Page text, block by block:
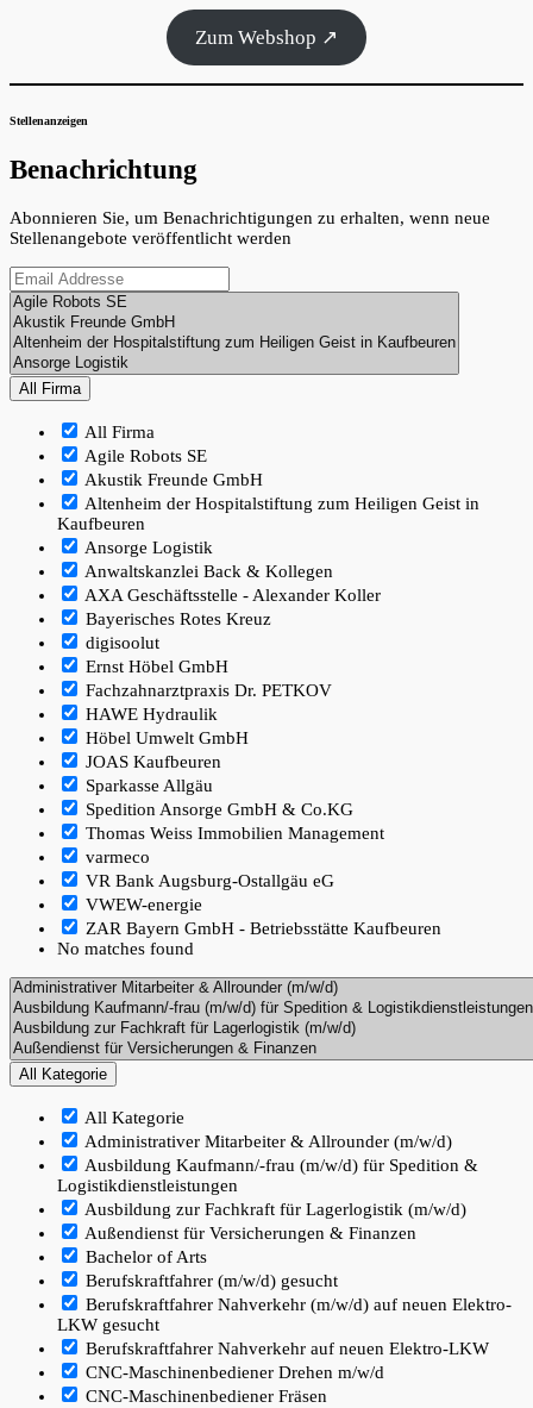
Zum Webshop ↗
Stellenanzeigen
Benachrichtung
Abonnieren Sie, um Benachrichtigungen zu erhalten, wenn neue
Stellenangebote veröffentlicht werden
All Firma
All Firma
Agile Robots SE
Akustik Freunde GmbH
Altenheim der Hospitalstiftung zum Heiligen Geist in
Kaufbeuren
Ansorge Logistik
Anwaltskanzlei Back & Kollegen
AXA Geschäftsstelle - Alexander Koller
Bayerisches Rotes Kreuz
digisoolut
Ernst Höbel GmbH
Fachzahnarztpraxis Dr. PETKOV
HAWE Hydraulik
Höbel Umwelt GmbH
JOAS Kaufbeuren
Sparkasse Allgäu
Spedition Ansorge GmbH & Co.KG
Thomas Weiss Immobilien Management
varmeco
VR Bank Augsburg-Ostallgäu eG
VWEW-energie
ZAR Bayern GmbH - Betriebsstätte Kaufbeuren
No matches found
All Kategorie
All Kategorie
Administrativer Mitarbeiter & Allrounder (m/w/d)
Ausbildung Kaufmann/-frau (m/w/d) für Spedition &
Logistikdienstleistungen
Ausbildung zur Fachkraft für Lagerlogistik (m/w/d)
Außendienst für Versicherungen & Finanzen
Bachelor of Arts
Berufskraftfahrer (m/w/d) gesucht
Berufskraftfahrer Nahverkehr (m/w/d) auf neuen Elektro-
LKW gesucht
Berufskraftfahrer Nahverkehr auf neuen Elektro-LKW
CNC-Maschinenbediener Drehen m/w/d
CNC-Maschinenbediener Fräsen